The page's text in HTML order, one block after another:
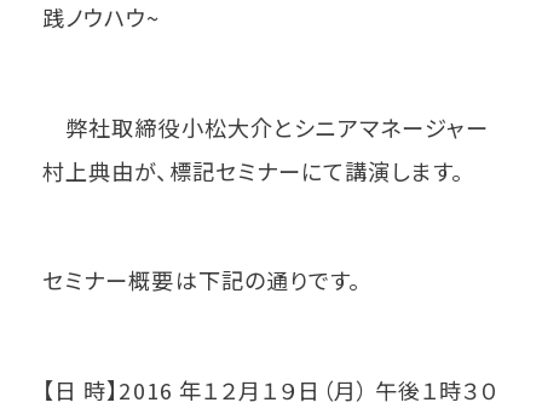
践ノウハウ~
弊社取締役小松大介とシニアマネージャー
村上典由が、標記セミナーにて講演します。
セミナー概要は下記の通りです。
【日 時】2016 年１２月１９日（月） 午後１時３０